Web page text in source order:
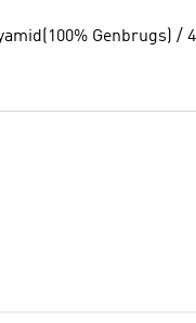
Genbrugs) /